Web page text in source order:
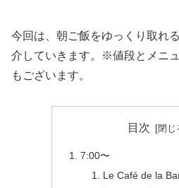
今回は、朝ご飯をゆっくり取れ
介していきます。※値段とメニ
もございます。
目次
7:00〜
Le Café de la